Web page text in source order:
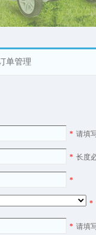
单管理
* 请填
* 长度
*
*
* 请填